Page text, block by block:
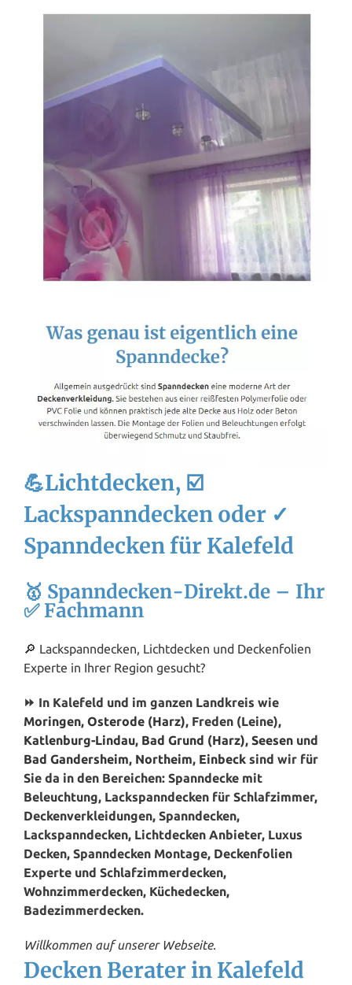
💪Lichtdecken, ☑️
Lackspanndecken oder ✓
Spanndecken für Kalefeld
🥇 Spanndecken-Direkt.de – Ihr
✅ Fachmann
🔎 Lackspanndecken, Lichtdecken und Deckenfolien
Experte in Ihrer Region gesucht?
⏩ In Kalefeld und im ganzen Landkreis wie
Moringen, Osterode (Harz), Freden (Leine),
Katlenburg-Lindau, Bad Grund (Harz), Seesen und
Bad Gandersheim, Northeim, Einbeck sind wir für
Sie da in den Bereichen: Spanndecke mit
Beleuchtung, Lackspanndecken für Schlafzimmer,
Deckenverkleidungen, Spanndecken,
Lackspanndecken, Lichtdecken Anbieter, Luxus
Decken, Spanndecken Montage, Deckenfolien
Experte und Schlafzimmerdecken,
Wohnzimmerdecken, Küchedecken,
Badezimmerdecken.
Willkommen auf unserer Webseite.
Decken Berater in Kalefeld